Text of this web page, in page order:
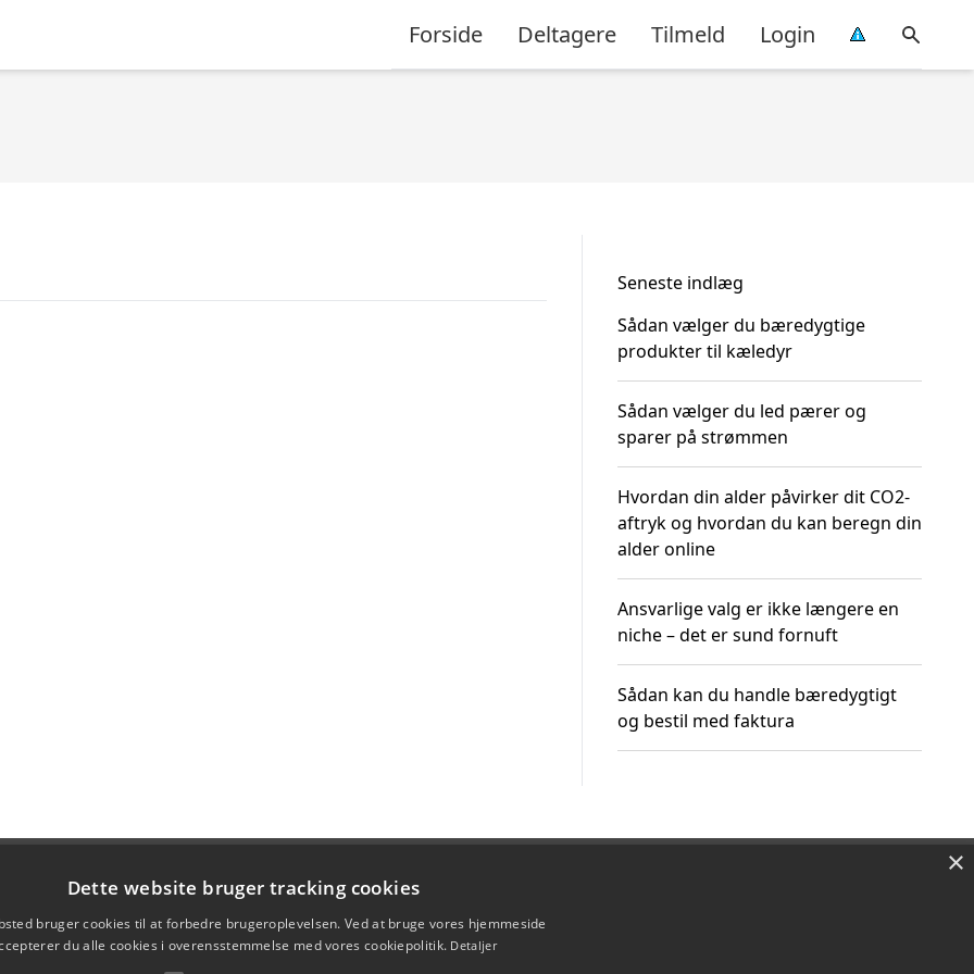
Forside Deltagere Tilmeld Login
Seneste indlæg
Sådan vælger du bæredygtige
produkter til kæledyr
Sådan vælger du led pærer og
sparer på strømmen
Hvordan din alder påvirker dit CO2-
aftryk og hvordan du kan beregn din
alder online
Ansvarlige valg er ikke længere en
niche – det er sund fornuft
Sådan kan du handle bæredygtigt
og bestil med faktura
×
Dette website bruger tracking cookies
bruger cookies til at forbedre brugeroplevelsen. Ved at bruge vores hjemmeside
du alle cookies i overensstemmelse med vores cookiepolitik. Detaljer